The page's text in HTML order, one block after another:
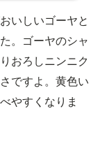
いしいゴーヤと
。ゴーヤのシャ
おろしニンニク
ですよ。黄色い
やすくなりま